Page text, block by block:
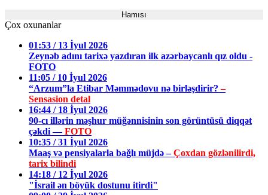
Hamısı
Çox oxunanlar
01:53 / 13 İyul 2026
Zeynəb adını tarixə yazdıran ilk azərbaycanlı qız oldu -
FOTO
11:05 / 10 İyul 2026
“Arzum”la Etibar Məmmədovu nə birləşdirir?–
Sensasion detal
16:44 / 18 İyul 2026
90-cı illərin məşhur müğənnisinin son görüntüsü diqqət
çəkdi —FOTO
10:35 / 31 İyul 2026
Maaş və pensiyalarla bağlı müjdə –Çoxdan gözlənilirdi,
tarix bilindi
14:18 / 12 İyul 2026
"İsrail ən böyük dostunu itirdi"